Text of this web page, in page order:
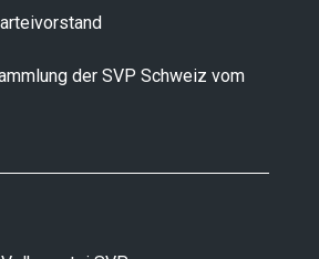
der SVP Schweiz vom